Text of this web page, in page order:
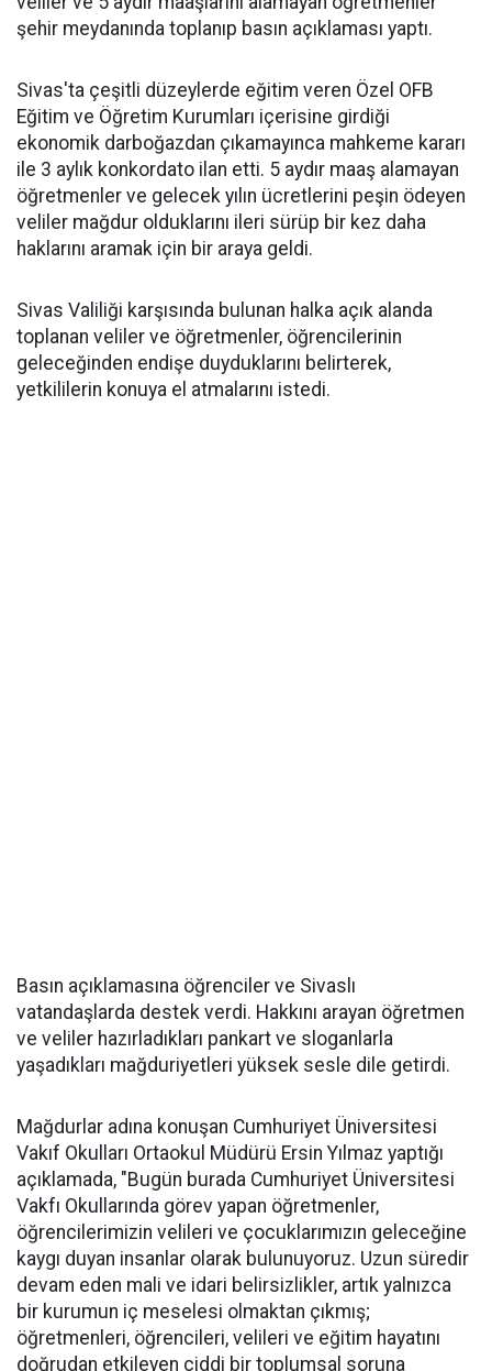
şehir meydanında toplanıp basın açıklaması yaptı.
Sivas'ta çeşitli düzeylerde eğitim veren Özel OFB
Eğitim ve Öğretim Kurumları içerisine girdiği
ekonomik darboğazdan çıkamayınca mahkeme kararı
ile 3 aylık konkordato ilan etti. 5 aydır maaş alamayan
öğretmenler ve gelecek yılın ücretlerini peşin ödeyen
veliler mağdur olduklarını ileri sürüp bir kez daha
haklarını aramak için bir araya geldi.
Sivas Valiliği karşısında bulunan halka açık alanda
toplanan veliler ve öğretmenler, öğrencilerinin
geleceğinden endişe duyduklarını belirterek,
yetkililerin konuya el atmalarını istedi.
Basın açıklamasına öğrenciler ve Sivaslı
vatandaşlarda destek verdi. Hakkını arayan öğretmen
ve veliler hazırladıkları pankart ve sloganlarla
yaşadıkları mağduriyetleri yüksek sesle dile getirdi.
Mağdurlar adına konuşan Cumhuriyet Üniversitesi
Vakıf Okulları Ortaokul Müdürü Ersin Yılmaz yaptığı
açıklamada, "Bugün burada Cumhuriyet Üniversitesi
Vakfı Okullarında görev yapan öğretmenler,
öğrencilerimizin velileri ve çocuklarımızın geleceğine
kaygı duyan insanlar olarak bulunuyoruz. Uzun süredir
devam eden mali ve idari belirsizlikler, artık yalnızca
bir kurumun iç meselesi olmaktan çıkmış;
öğretmenleri, öğrencileri, velileri ve eğitim hayatını
doğrudan etkileyen ciddi bir toplumsal soruna